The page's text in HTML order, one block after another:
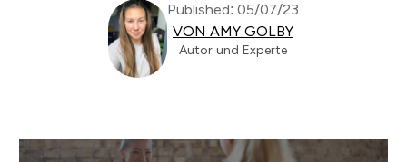
Published: 05/07/23
VON AMY GOLBY
Autor und Experte